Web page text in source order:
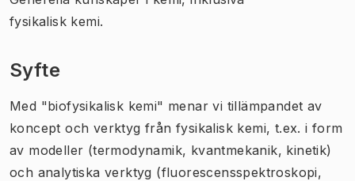
fysikalisk kemi.
Syfte
Med "biofysikalisk kemi" menar vi tillämpandet av
koncept och verktyg från fysikalisk kemi, t.ex. i form
av modeller (termodynamik, kvantmekanik, kinetik)
och analytiska verktyg (fluorescensspektroskopi,